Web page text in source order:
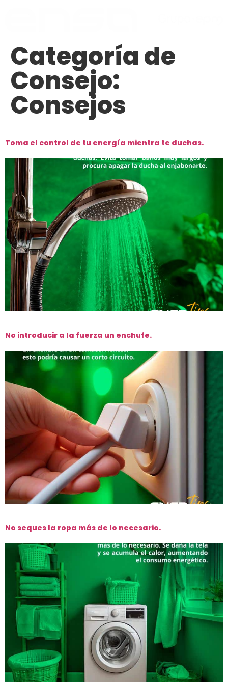
Categoría de
Consejo:
Consejos
Toma el control de tu energía mientra te duchas.
No introducir a la fuerza un enchufe.
No seques la ropa más de lo necesario.